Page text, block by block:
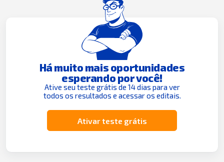
Há muito mais oportunidades
esperando por você!
Ative seu teste grátis de 14 dias para ver
todos os resultados e acessar os editais.
Ativar teste grátis